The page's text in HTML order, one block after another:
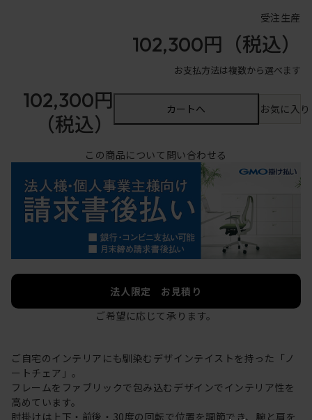
受注生産
102,300円 （税込）
お支払方法は複数から選べます
102,300円
（税込）
カートへ お気に入
この商品について問い合わせる
法人限定 お見積り
ご希望に応じて承ります。
ご自宅のインテリアにも馴染むデザインテイストを持った「ノ
ートチェア」。
フレームをファブリックで包み込むデザインでインテリア性を
高めています。
肘掛けは上下・前後・30度の回転で位置を調節でき、腕と肩を